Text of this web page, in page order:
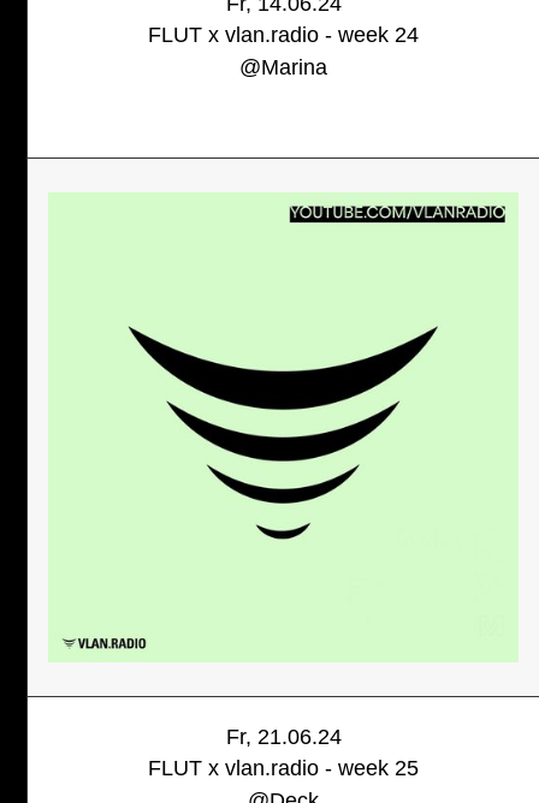
FLUT x vlan.radio - week 24
@Marina
Fr, 21.06.24
FLUT x vlan.radio - week 25